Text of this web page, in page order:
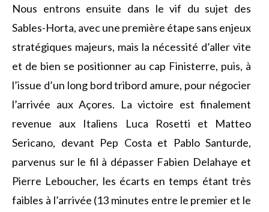
Nous entrons ensuite dans le vif du sujet des
Sables-Horta, avec une première étape sans enjeux
stratégiques majeurs, mais la nécessité d’aller vite
et de bien se positionner au cap Finisterre, puis, à
l’issue d’un long bord tribord amure, pour négocier
l’arrivée aux Açores. La victoire est finalement
revenue aux Italiens Luca Rosetti et Matteo
Sericano, devant Pep Costa et Pablo Santurde,
parvenus sur le fil à dépasser Fabien Delahaye et
Pierre Leboucher, les écarts en temps étant très
faibles à l’arrivée (13 minutes entre le premier et le